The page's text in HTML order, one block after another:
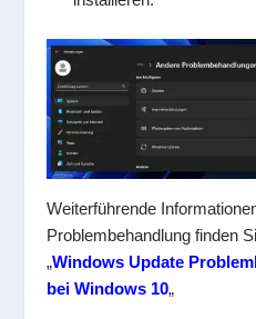
Weiterführende
Problembehandlung finden
„Windows Update
bei Windows 10„